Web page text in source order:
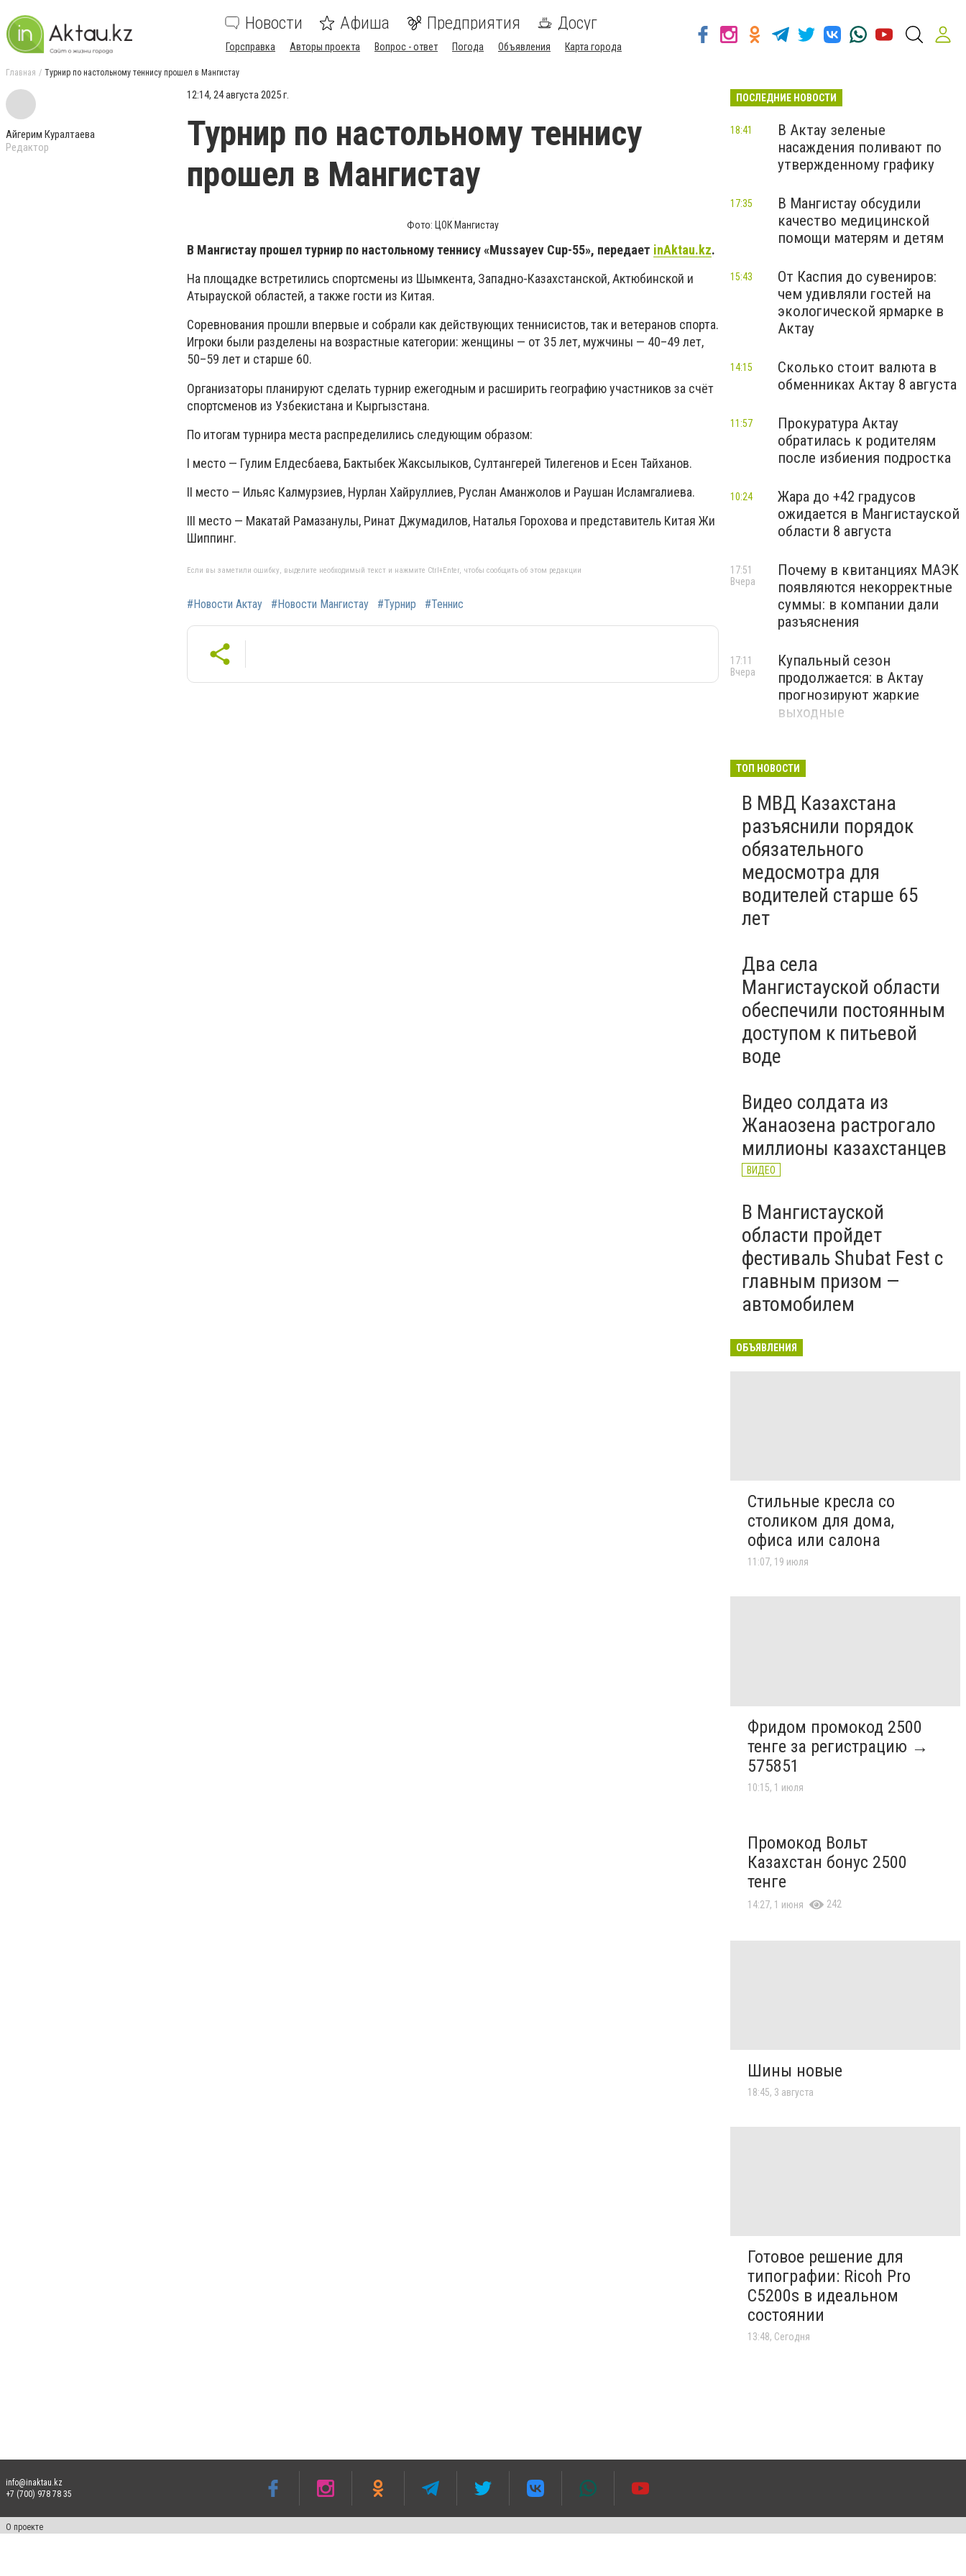
Новости Афиша Предприятия Досуг
Горсправка Авторы проекта Вопрос - ответ Погода Объявления Карта города
Главная Турнир по настольному теннису прошел в Мангистау
Айгерим Куралтаева
Редактор
12:14, 24 августа 2025 г.
Турнир по настольному теннису
прошел в Мангистау
Фото: ЦОК Мангистау
В Мангистау прошел турнир по настольному теннису «Mussayev Cup-55», передает inAktau.kz.
На площадке встретились спортсмены из Шымкента, Западно-Казахстанской, Актюбинской и
Атырауской областей, а также гости из Китая.
Соревнования прошли впервые и собрали как действующих теннисистов, так и ветеранов спорта.
Игроки были разделены на возрастные категории: женщины — от 35 лет, мужчины — 40–49 лет,
50–59 лет и старше 60.
Организаторы планируют сделать турнир ежегодным и расширить географию участников за счёт
спортсменов из Узбекистана и Кыргызстана.
По итогам турнира места распределились следующим образом:
I место — Гулим Елдесбаева, Бактыбек Жаксылыков, Султангерей Тилегенов и Есен Тайханов.
II место — Ильяс Калмурзиев, Нурлан Хайруллиев, Руслан Аманжолов и Раушан Исламгалиева.
III место — Макатай Рамазанулы, Ринат Джумадилов, Наталья Горохова и представитель Китая Жи
Шиппинг.
Если вы заметили ошибку, выделите необходимый текст и нажмите Ctrl+Enter, чтобы сообщить об этом редакции
#Новости Актау #Новости Мангистау #Турнир #Теннис
ПОСЛЕДНИЕ НОВОСТИ
В Актау зеленые
насаждения поливают по
утвержденному графику
18:41
В Мангистау обсудили
качество медицинской
помощи матерям и детям
17:35
От Каспия до сувениров:
чем удивляли гостей на
экологической ярмарке в
Актау
15:43
Сколько стоит валюта в
обменниках Актау 8 августа
14:15
Прокуратура Актау
обратилась к родителям
после избиения подростка
11:57
Жара до +42 градусов
ожидается в Мангистауской
области 8 августа
10:24
Почему в квитанциях МАЭК
появляются некорректные
суммы: в компании дали
разъяснения
17:51
Вчера
Купальный сезон
продолжается: в Актау
прогнозируют жаркие
выходные
17:11
Вчера
ТОП НОВОСТИ
В МВД Казахстана
разъяснили порядок
обязательного
медосмотра для
водителей старше 65
лет
Два села
Мангистауской области
обеспечили постоянным
доступом к питьевой
воде
Видео солдата из
Жанаозена растрогало
миллионы казахстанцев
ВИДЕО
В Мангистауской
области пройдет
фестиваль Shubat Fest с
главным призом —
автомобилем
ОБЪЯВЛЕНИЯ
Стильные кресла со
столиком для дома,
офиса или салона
11:07, 19 июля
Фридом промокод 2500
тенге за регистрацию →
575851
10:15, 1 июля
Промокод Вольт
Казахстан бонус 2500
тенге
14:27, 1 июня 242
Шины новые
18:45, 3 августа
Готовое решение для
типографии: Ricoh Pro
C5200s в идеальном
состоянии
13:48, Сегодня
info@inaktau.kz
+7 (700) 978 78 35
О проекте